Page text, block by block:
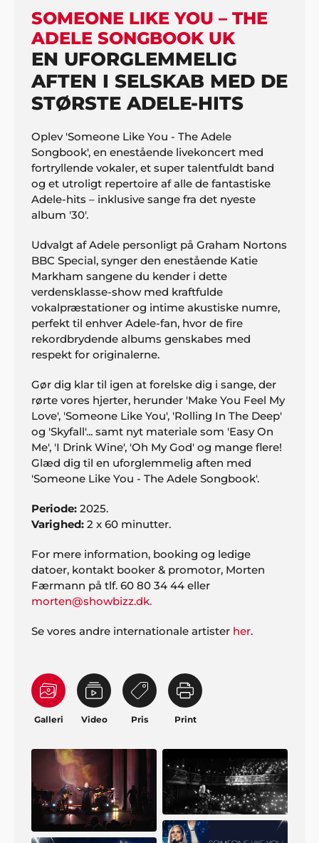
SOMEONE LIKE YOU – THE
ADELE SONGBOOK UK
EN UFORGLEMMELIG
AFTEN I SELSKAB MED DE
STØRSTE ADELE-HITS
Oplev 'Someone Like You - The Adele
Songbook', en enestående livekoncert med
fortryllende vokaler, et super talentfuldt band
og et utroligt repertoire af alle de fantastiske
Adele-hits – inklusive sange fra det nyeste
album '30'.
Udvalgt af Adele personligt på Graham Nortons
BBC Special, synger den enestående Katie
Markham sangene du kender i dette
verdensklasse-show med kraftfulde
vokalpræstationer og intime akustiske numre,
perfekt til enhver Adele-fan, hvor de fire
rekordbrydende albums genskabes med
respekt for originalerne.
Gør dig klar til igen at forelske dig i sange, der
rørte vores hjerter, herunder 'Make You Feel My
Love', 'Someone Like You', 'Rolling In The Deep'
og 'Skyfall'... samt nyt materiale som 'Easy On
Me', 'I Drink Wine', 'Oh My God' og mange flere!
Glæd dig til en uforglemmelig aften med
'Someone Like You - The Adele Songbook'.
Periode: 2025.
Varighed: 2 x 60 minutter.
For mere information, booking og ledige
datoer, kontakt booker & promotor, Morten
Færmann på tlf. 60 80 34 44 eller
morten@showbizz.dk.
Se vores andre internationale artister her.
Galleri Video Pris Print